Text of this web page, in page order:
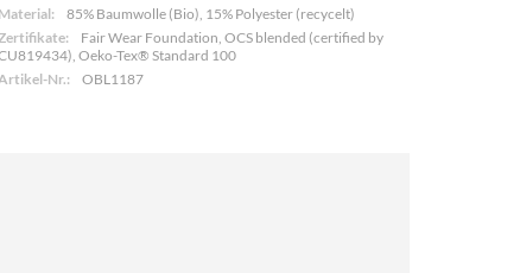
Material:
85% Baumwolle (Bio), 15% Polyester (recycelt)
Fair Wear Foundation, OCS blended (certified by
Oeko-Tex® Standard 100
Nr.:
OBL1187